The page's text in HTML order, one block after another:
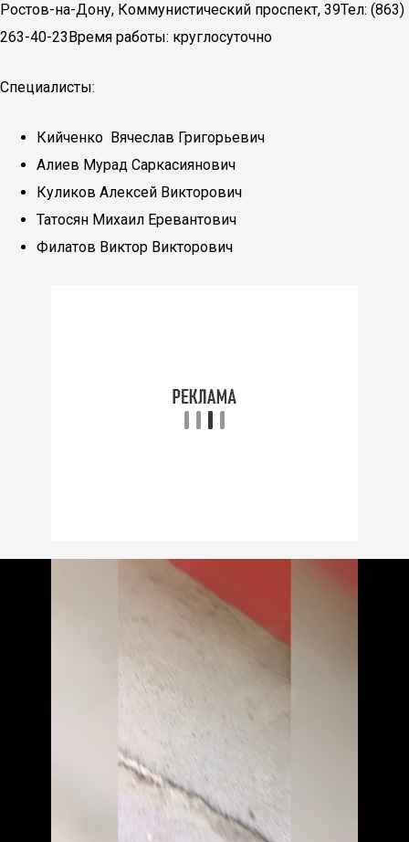
Ростов-на-Дону, Коммунистический проспект, 39Тел: (863)
263-40-23Время работы: круглосуточно
Специалисты:
Кийченко Вячеслав Григорьевич
Алиев Мурад Саркасиянович
Куликов Алексей Викторович
Татосян Михаил Еревантович
Филатов Виктор Викторович